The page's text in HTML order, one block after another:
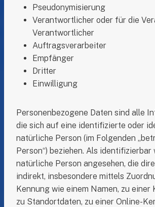
Pseudonymisierung
Verantwortlicher oder für die
Verantwortlicher
Auftragsverarbeiter
Empfänger
Dritter
Einwilligung
Personenbezogene Daten sind alle
die sich auf eine identifizierte oder
natürliche Person (im Folgenden
Person“) beziehen. Als identifizierbar
natürliche Person angesehen, die
indirekt, insbesondere mittels
Kennung wie einem Namen, zu einer
zu Standortdaten, zu einer Online-